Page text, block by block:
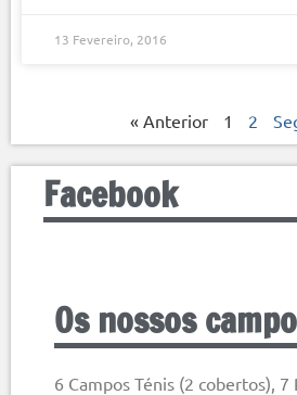
13 Fevereiro, 2016
« Anterior 1 2
Facebook
Os nossos
6 Campos Ténis (2 cobertos), 7